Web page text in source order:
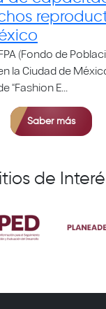
(Fondo de
la Ciudad de
E...
Saber más
de